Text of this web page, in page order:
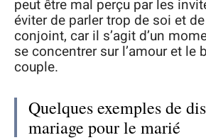
peut être mal perçu par les
éviter de parler trop de soi et
conjoint, car il s’agit d’un
se concentrer sur l’amour et le
couple.
Quelques exemples de
mariage pour le marié